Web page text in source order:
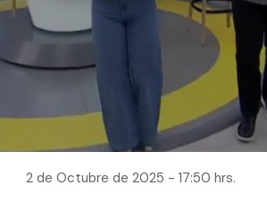
2 de Octubre de 2025 - 17:50 hrs.